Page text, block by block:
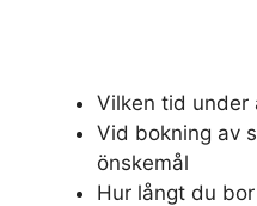
Vilken tid under
Vid bokning av
önskemål
Hur långt du